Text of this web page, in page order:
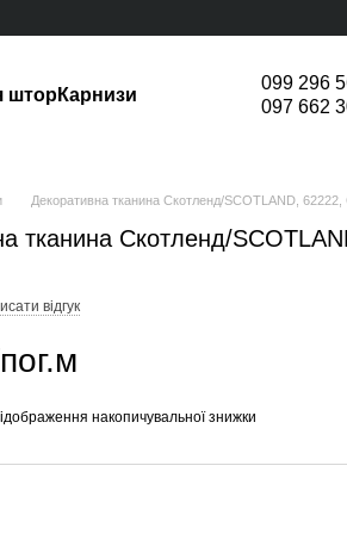
шторКарнизи
099 296
097 662
Декоративна тканина Скотленд/SCOTLAND,
тканина Скотленд/
відгук
накопичувальної знижки